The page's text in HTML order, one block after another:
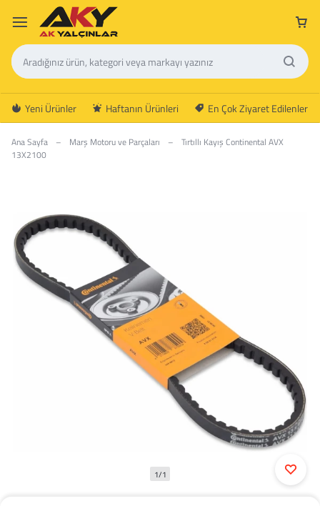
Yeni Ürünler Haftanın Ürünleri En Çok Ziyaret Edilenler
Ana Sayfa – Marş Motoru ve Parçaları –
Tırtıllı Kayış Continental AVX
13X2100
1/1